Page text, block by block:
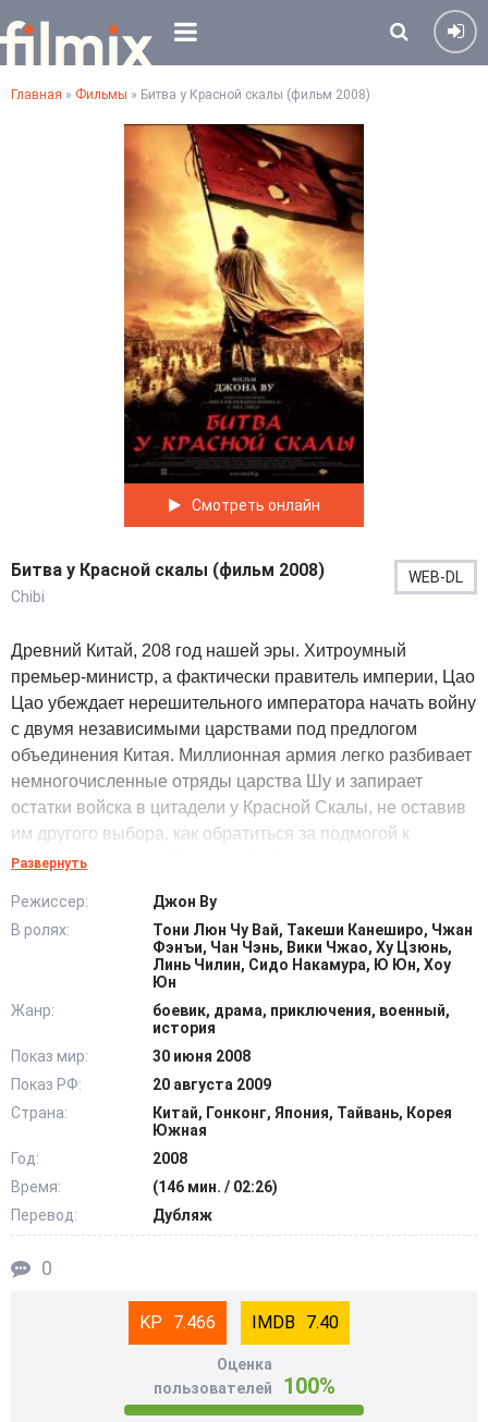
Главная » Фильмы » Битва у Красной скалы (фильм 2008)
Смотреть онлайн
Битва у Красной скалы (фильм 2008)
Chibi
WEB-DL
Древний Китай, 208 год нашей эры. Хитроумный
премьер-министр, а фактически правитель империи, Цао
Цао убеждает нерешительного императора начать войну
с двумя независимыми царствами под предлогом
объединения Китая. Миллионная армия легко разбивает
немногочисленные отряды царства Шу и запирает
остатки войска в цитадели у Красной Скалы, не оставив
им другого выбора, как обратиться за подмогой к
правителю царства Восточный У, послав туда военного
царства послать на помощь осажденным армию,
возглавляемую вице-правителем Чжоу Юем. И теперь
неясно, сможет ли грубая сила одолеть мужество и
хитрость. @Filmix.fan
Развернуть
Режиссер:
Джон Ву
В ролях:
Тони Люн Чу Вай, Такеши Канеширо, Чжан
Фэнъи, Чан Чэнь, Вики Чжао, Ху Цзюнь,
Линь Чилин, Сидо Накамура, Ю Юн, Хоу
Юн
Жанр:
боевик, драма, приключения, военный,
история
Показ мир:
30 июня 2008
Показ РФ:
20 августа 2009
Страна:
Китай, Гонконг, Япония, Тайвань, Корея
Южная
Год:
2008
Время:
(146 мин. / 02:26)
Перевод:
Дубляж
0
7.466 7.40
Оценка
пользователей
100%